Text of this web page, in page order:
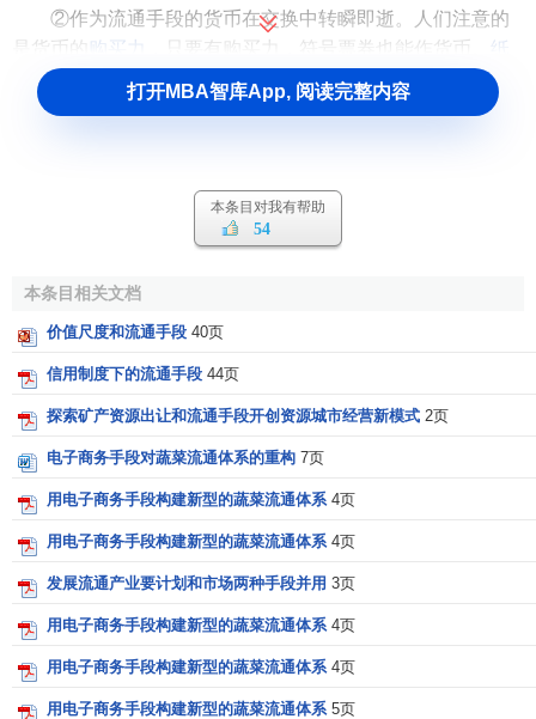
②作为流通手段的货币在交换中转瞬即逝。人们注意的
是货币的
购买力 ，只要有购买力，符号票券也能作货币。
纸
、 因此而产生。
克服了物物交换的困难，促进商品流通与市场扩大；
将交换过程分离为买卖两个环节，出现买卖脱节、供求
货币流通规律
由于货币执行流通手段职能时把商品交换分为卖和买两
个独立的行为，这就孕育了商品买卖可能脱节的矛盾。当买
入大于卖出，必然使一部分商品积压，严重时造成过剩危
通货膨胀 。产生这两种结果的原因是复杂的，其中一个重要
原因是货币的数量不能适应商品流通的需要。这种现象的发
生，向人们提出了一个问题：一个国家在一定时期内的
流通量
一规律可以用公式来反映：
打开MBA智库App, 阅读完整内容
本条目对我有帮助
54
本条目相关文档
价值尺度和流通手段 40页
信用制度下的流通手段 44页
探索矿产资源出让和流通手段开创资源城市经营新模式 2页
电子商务手段对蔬菜流通体系的重构 7页
用电子商务手段构建新型的蔬菜流通体系 4页
用电子商务手段构建新型的蔬菜流通体系 4页
发展流通产业要计划和市场两种手段并用 3页
用电子商务手段构建新型的蔬菜流通体系 4页
用电子商务手段构建新型的蔬菜流通体系 4页
用电子商务手段构建新型的蔬菜流通体系 5页